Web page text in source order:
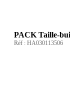
PACK Taille-
Réf : HA030113506